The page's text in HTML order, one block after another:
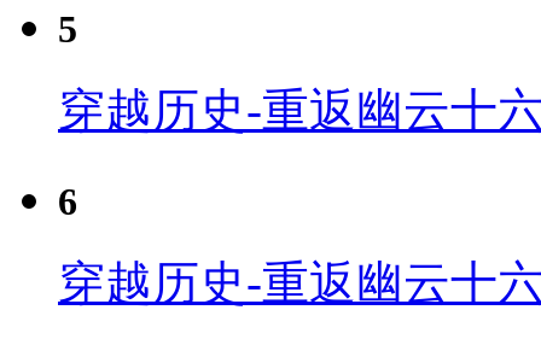
5
穿越历史-重返幽云十
6
穿越历史-重返幽云十